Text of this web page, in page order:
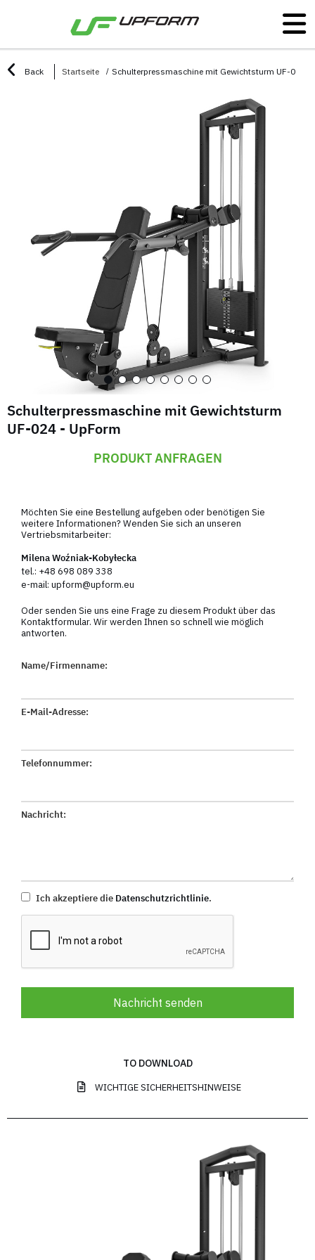
Back Startseite Schulterpressmaschine mit Gewichtsturm UF-024 -
Schulterpressmaschine mit Gewichtsturm
UF-024 - UpForm
PRODUKT ANFRAGEN
Möchten Sie eine Bestellung aufgeben oder benötigen Sie
weitere Informationen? Wenden Sie sich an unseren
Vertriebsmitarbeiter:
Milena Woźniak-Kobyłecka
tel.: +48 698 089 338
e-mail: upform@upform.eu
Oder senden Sie uns eine Frage zu diesem Produkt über das
Kontaktformular. Wir werden Ihnen so schnell wie möglich
antworten.
Name/Firmenname:
E-Mail-Adresse:
Telefonnummer:
Nachricht:
Ich akzeptiere die Datenschutzrichtlinie.
Nachricht senden
TO DOWNLOAD
WICHTIGE SICHERHEITSHINWEISE